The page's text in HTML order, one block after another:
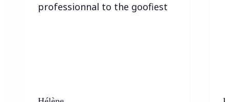
professionnal to the goofiest